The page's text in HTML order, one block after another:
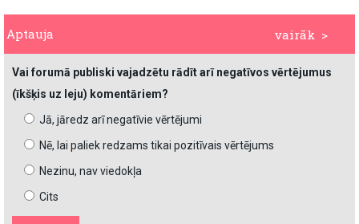
vairāk >
Aptauja
Vai forumā publiski vajadzētu rādīt arī negatīvos vērtējumus
(īkšķis uz leju) komentāriem?
Jā, jāredz arī negatīvie vērtējumi
Nē, lai paliek redzams tikai pozitīvais vērtējums
Nezinu, nav viedokļa
Cits